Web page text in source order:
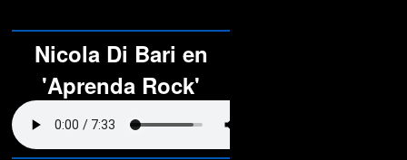
Nicola Di Bari en
'Aprenda Rock'